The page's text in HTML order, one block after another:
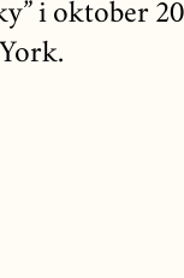
i oktober